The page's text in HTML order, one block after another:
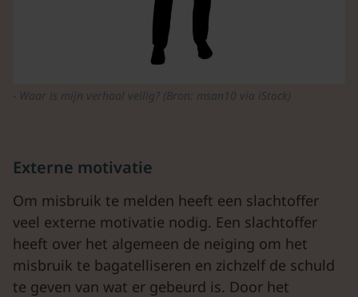
Waar is mijn verhaal veilig? (Bron: msan10 via iStock)
Externe motivatie
Om misbruik te melden heeft een slachtoffer
veel externe motivatie nodig. Een slachtoffer
heeft over het algemeen de neiging om het
misbruik te bagatelliseren en zichzelf de schuld
te geven van wat er gebeurd is. Door het